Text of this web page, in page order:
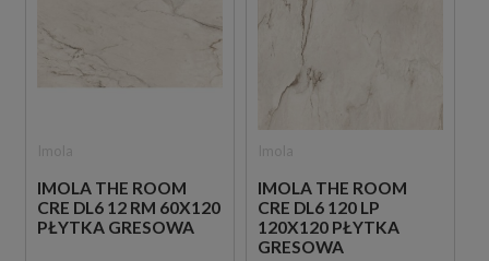
IMOLA THE ROOM
CRE DL6 12 RM 60X120
PŁYTKA GRESOWA
IMOLA THE ROOM
CRE DL6 120 LP
120X120 PŁYTKA
GRESOWA